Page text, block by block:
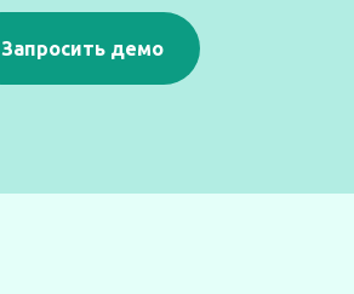
Запросить демо